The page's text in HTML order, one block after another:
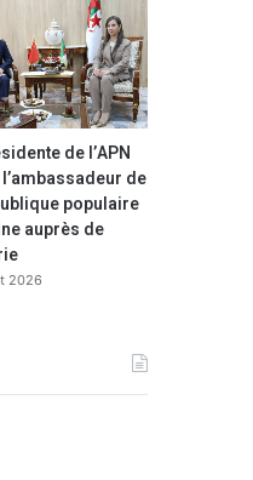
de l’APN
de
populaire
auprès de
2026